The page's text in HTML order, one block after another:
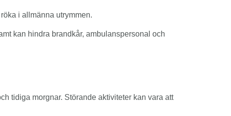
i allmänna utrymmen.
kan hindra brandkår, ambulanspersonal och
tidiga morgnar. Störande aktiviteter kan vara att